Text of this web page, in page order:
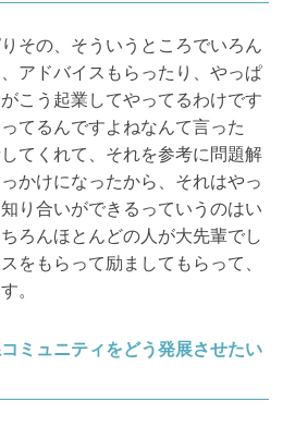
その、そういうところでいろん
アドバイスもらったり、やっぱ
こう起業してやってるわけです
てるんですよねなんて言った
てくれて、それを参考に問題解
かけになったから、それはやっ
り合いができるっていうのはい
ろんほとんどの人が大先輩でし
をもらって励ましてもらって、
。
ミュニティをどう発展させたい